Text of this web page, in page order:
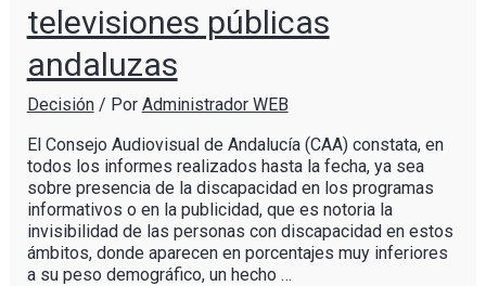
televisiones públicas
andaluzas
Decisión/ Por Administrador WEB
El Consejo Audiovisual de Andalucía (CAA) constata, en
todos los informes realizados hasta la fecha, ya sea
sobre presencia de la discapacidad en los programas
informativos o en la publicidad, que es notoria la
invisibilidad de las personas con discapacidad en estos
ámbitos, donde aparecen en porcentajes muy inferiores
a su peso demográfico, un hecho …